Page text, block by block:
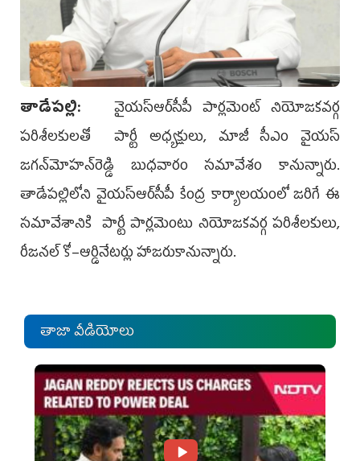
తాడేప‌ల్లి:వైయ‌స్ఆర్‌సీపీ పార్లమెంట్‌ నియోజకవర్గ
పరిశీలకులతో పార్టీ అధ్యక్షులు, మాజీ సీఎం వైయ‌స్‌
జగన్‌మోహన్‌రెడ్డి బుధవారం సమావేశం కానున్నారు.
తాడేపల్లిలోని వైయ‌స్ఆర్‌సీపీ కేంద్ర కార్యాలయంలో జరిగే ఈ
సమావేశానికి పార్టీ పార్లమెంటు నియోజకవర్గ పరిశీలకులు,
రీజనల్‌ కో–ఆర్డినేటర్లు హాజరుకానున్నారు.
తాజా వీడియోలు